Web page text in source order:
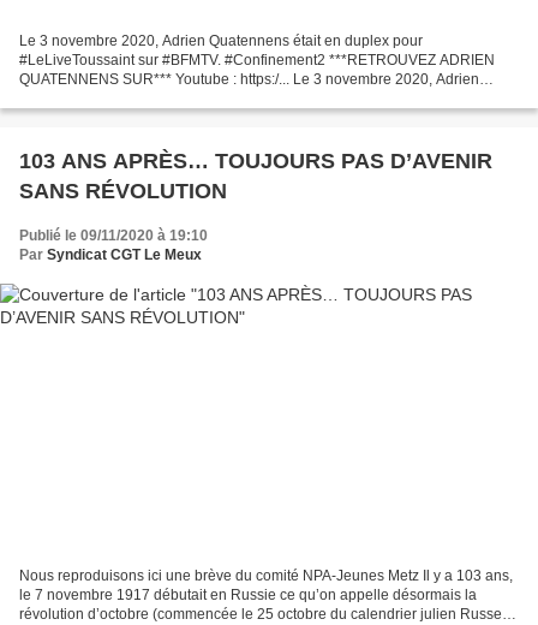
Le 3 novembre 2020, Adrien Quatennens était en duplex pour
#LeLiveToussaint sur #BFMTV. #Confinement2 ***RETROUVEZ ADRIEN
QUATENNENS SUR*** Youtube : https:/... Le 3 novembre 2020, Adrien
103 ANS APRÈS… TOUJOURS PAS D’AVENIR
SANS RÉVOLUTION
Publié le 09/11/2020 à 19:10
Par Syndicat CGT Le Meux
Nous reproduisons ici une brève du comité NPA-Jeunes Metz Il y a 103 ans,
le 7 novembre 1917 débutait en Russie ce qu’on appelle désormais la
révolution d’octobre (commencée le 25 octobre du calendrier julien Russe).